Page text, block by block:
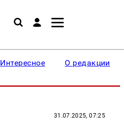
Интересное О редакции
31.07.2025, 07:25